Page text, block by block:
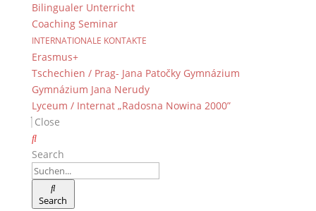
Bilingualer Unterricht
Coaching Seminar
INTERNATIONALE KONTAKTE
Erasmus+
Tschechien / Prag- Jana Patočky Gymnázium
Gymnázium Jana Nerudy
Lyceum / Internat „Radosna Nowina 2000”
Close
Search
Search